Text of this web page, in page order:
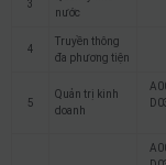
3
nước
4
Truyền thông
đa phương tiện
5
Quản trị kinh
doanh